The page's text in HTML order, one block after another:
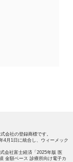
会社の登録商標です。
4月1日に統合し、ウィーメック
会社富士経済「2025年版 医
金額ベース 診療所向け電子カ